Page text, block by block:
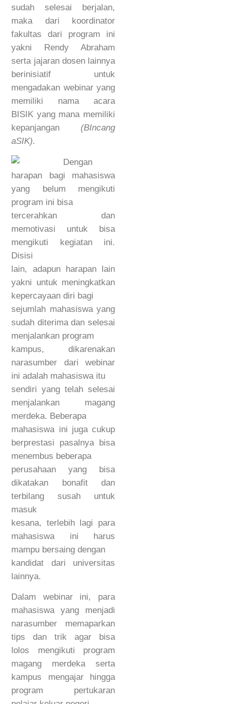
sudah selesai berjalan,
maka dari koordinator
fakultas dari program ini
yakni Rendy Abraham
serta jajaran dosen lainnya
berinisiatif untuk
mengadakan webinar yang
memiliki nama acara
BISIK yang mana memiliki
kepanjangan (BIncang
aSIK).
Dengan
harapan bagi mahasiswa
yang belum mengikuti
program ini bisa
tercerahkan dan
memotivasi untuk bisa
mengikuti kegiatan ini.
Disisi
lain, adapun harapan lain
yakni untuk meningkatkan
kepercayaan diri bagi
sejumlah mahasiswa yang
sudah diterima dan selesai
menjalankan program
kampus, dikarenakan
narasumber dari webinar
ini adalah mahasiswa itu
sendiri yang telah selesai
menjalankan magang
merdeka. Beberapa
mahasiswa ini juga cukup
berprestasi pasalnya bisa
menembus beberapa
perusahaan yang bisa
dikatakan bonafit dan
terbilang susah untuk
masuk
kesana, terlebih lagi para
mahasiswa ini harus
mampu bersaing dengan
kandidat dari universitas
lainnya.
Dalam webinar ini, para
mahasiswa yang menjadi
narasumber memaparkan
tips dan trik agar bisa
lolos mengikuti program
magang merdeka serta
kampus mengajar hingga
program pertukaran